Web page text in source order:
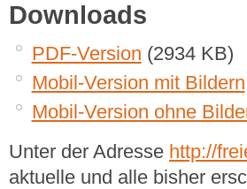
Downloads
PDF-Version (2934 KB)
Mobil-Version mit Bildern
Mobil-Version ohne
Unter der Adresse http://
aktuelle und alle bisher